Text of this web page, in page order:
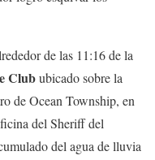
de las 11:16 de la
Clububicado sobre la
de Ocean Township, en
del Sheriff del
del agua de lluvia